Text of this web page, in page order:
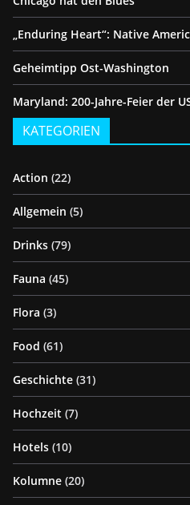
„Enduring Heart“: Native
Geheimtipp Ost-Washington
Maryland: 200-Jahre-Feier der
KATEGORIEN
Action (22)
Allgemein (5)
Drinks (79)
Fauna (45)
Flora (3)
Food (61)
Geschichte (31)
Hochzeit (7)
Hotels (10)
Kolumne (20)